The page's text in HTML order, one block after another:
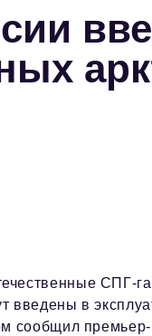
СПГ-
введены в
сообщил